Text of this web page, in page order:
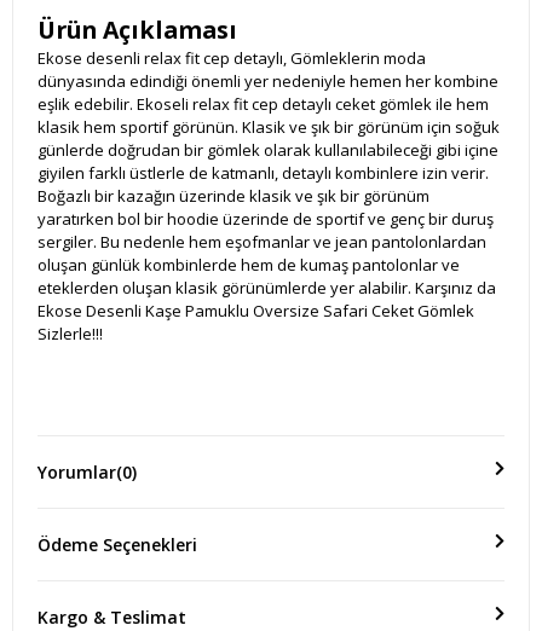
Ürün Açıklaması
Ekose desenli relax fit cep detaylı, Gömleklerin moda
dünyasında edindiği önemli yer nedeniyle hemen her kombine
eşlik edebilir. Ekoseli relax fit cep detaylı ceket gömlek ile hem
klasik hem sportif görünün. Klasik ve şık bir görünüm için soğuk
günlerde doğrudan bir gömlek olarak kullanılabileceği gibi içine
giyilen farklı üstlerle de katmanlı, detaylı kombinlere izin verir.
Boğazlı bir kazağın üzerinde klasik ve şık bir görünüm
yaratırken bol bir hoodie üzerinde de sportif ve genç bir duruş
sergiler. Bu nedenle hem eşofmanlar ve jean pantolonlardan
oluşan günlük kombinlerde hem de kumaş pantolonlar ve
eteklerden oluşan klasik görünümlerde yer alabilir. Karşınız da
Ekose Desenli Kaşe Pamuklu Oversize Safari Ceket Gömlek
Sizlerle!!!
%70 PAMUK %30 POLYESTER
Yorumlar(0)
Ödeme Seçenekleri
Kargo & Teslimat